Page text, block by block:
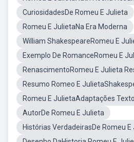
CuriosidadesDe Romeu E Julieta
Romeu E JulietaNa Era Moderna
William ShakespeareRomeu E
Exemplo De RomanceRomeu E
RenascimentoRomeu E Julieta
Resumo Romeo E
Romeu E JulietaAdaptações Texto
AutorDe Romeu E Julieta
Histórias VerdadeirasDe Romeu E